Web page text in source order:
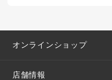
オンラインショップ
店舗情報